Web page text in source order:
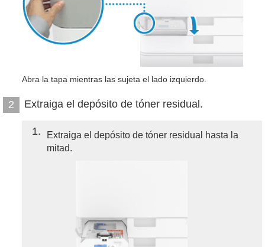
Abra la tapa mientras las sujeta el lado izquierdo.
2 Extraiga el depósito de tóner residual.
1
Extraiga el depósito de tóner residual hasta la
mitad.